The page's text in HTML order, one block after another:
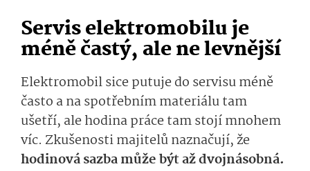
Servis elektromobilu je
méně častý, ale ne levnější
Elektromobil sice putuje do servisu méně
často a na spotřebním materiálu tam
ušetří, ale hodina práce tam stojí mnohem
víc. Zkušenosti majitelů naznačují, že
hodinová sazba může být až dvojnásobná.